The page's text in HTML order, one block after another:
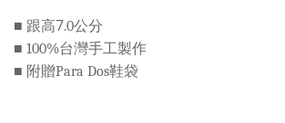
■ 跟高7.0公分
■ 100%台灣手工製作
■ 附贈Para Dos鞋袋